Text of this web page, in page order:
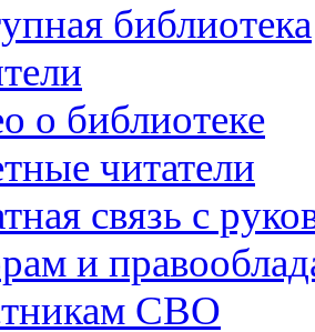
библиотека
о библиотеке
читатели
связь с
и
СВО